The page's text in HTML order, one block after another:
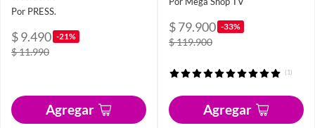
Por PRESS.
$ 9.490 -21%
$ 11.990
Agregar
$ 79.900 -33%
$ 119.900
(1)
Agregar